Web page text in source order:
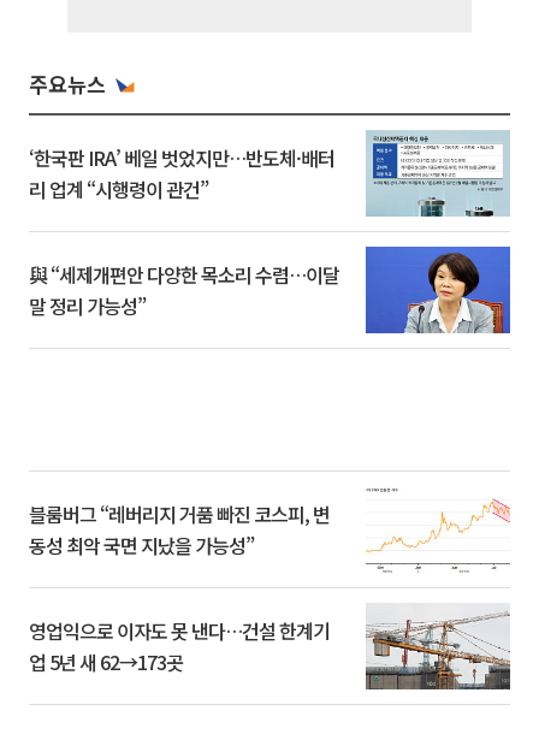
주요뉴스
‘한국판 IRA’ 베일 벗었지만…반도체·배터
리 업계 “시행령이 관건”
與 “세제개편안 다양한 목소리 수렴…이달
말 정리 가능성”
블룸버그 “레버리지 거품 빠진 코스피, 변
동성 최악 국면 지났을 가능성”
영업익으로 이자도 못 낸다…건설 한계기
업 5년 새 62→173곳